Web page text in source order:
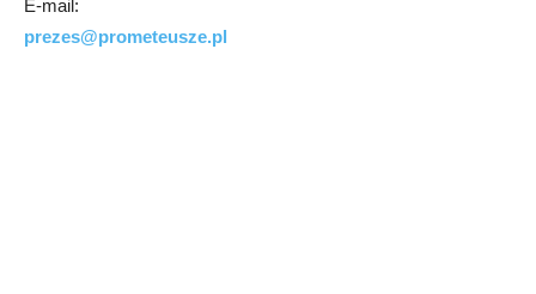
E-mail:
prezes@prometeusze.pl